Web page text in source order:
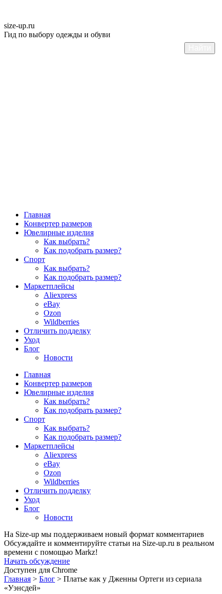
size-up.ru
Гид по выбору одежды и обуви
Главная
Конвертер размеров
Ювелирные изделия
Как выбрать?
Как подобрать размер?
Спорт
Как выбрать?
Как подобрать размер?
Маркетплейсы
Aliexpress
eBay
Ozon
Wildberries
Отличить подделку
Уход
Блог
Новости
Главная
Конвертер размеров
Ювелирные изделия
Как выбрать?
Как подобрать размер?
Спорт
Как выбрать?
Как подобрать размер?
Маркетплейсы
Aliexpress
eBay
Ozon
Wildberries
Отличить подделку
Уход
Блог
Новости
На Size-up мы поддерживаем новый формат комментариев
Обсуждайте и комментируйте статьи на Size-up.ru в реальном
времени с помощью Markz!
Начать обсуждение
Доступен для Chrome
Главная > Блог > Платье как у Дженны Ортеги из сериала
«Уэнсдей»